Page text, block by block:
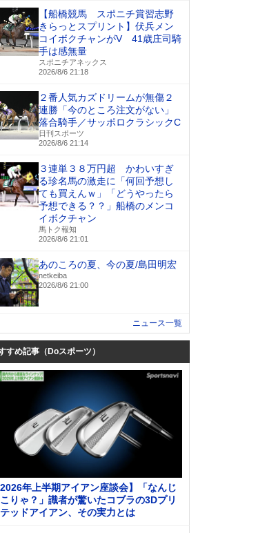
【船橋競馬 スポニチ賞習志野
きらっとスプリント】伏兵メン
コイボクチャンがV 41歳庄司騎
手は感無量
スポニチアネックス
2026/8/6 21:18
２番人気カズドリームが無傷２
連勝「今のところ注文がない」
落合騎手／サッポロクラシックC
日刊スポーツ
2026/8/6 21:14
３連単３８万円超 かわいすぎ
る珍名馬の激走に「何回予想し
ても買えんｗ」「どうやったら
予想できる？？」船橋のメンコ
イボクチャン
馬トク報知
2026/8/6 21:01
あのころの夏、今の夏/島田明宏
netkeiba
2026/8/6 21:00
ニュース一覧
すめ記事（Doスポーツ）
2026年上半期アイアン座談会】「なんじ
りゃ？」識者が驚いたコブラの3Dプリ
ッドアイアン、その実力とは